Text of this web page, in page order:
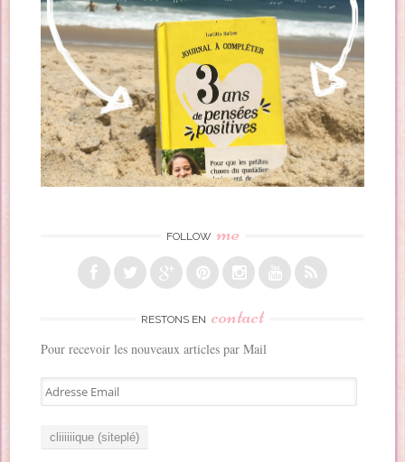
FOLLOW me
RESTONS EN contact
Pour recevoir les nouveaux articles par Mail
A
d